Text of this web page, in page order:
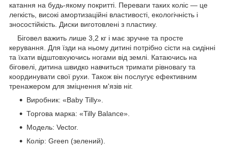
катання на будь-якому покритті. Переваги таких коліс — це
легкість, високі амортизаційні властивості, екологічність і
зносостійкість. Диски виготовлені з пластику.
Біговел важить лише 3,2 кг і має зручне та просте
керування. Для їзди на ньому дитині потрібно сісти на сидінні
та їхати відштовхуючись ногами від землі. Катаючись на
біговелі, дитина швидко навчиться тримати рівновагу та
координувати свої рухи. Також він послугує ефективним
тренажером для зміцнення м'язів ніг.
Виробник: «Baby Tilly».
Торгова марка: «Tilly Balance».
Модель: Vector.
Колір: Green (зелений).